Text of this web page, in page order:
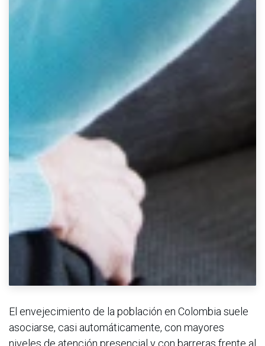
El envejecimiento de la población en Colombia suele
asociarse, casi automáticamente, con mayores